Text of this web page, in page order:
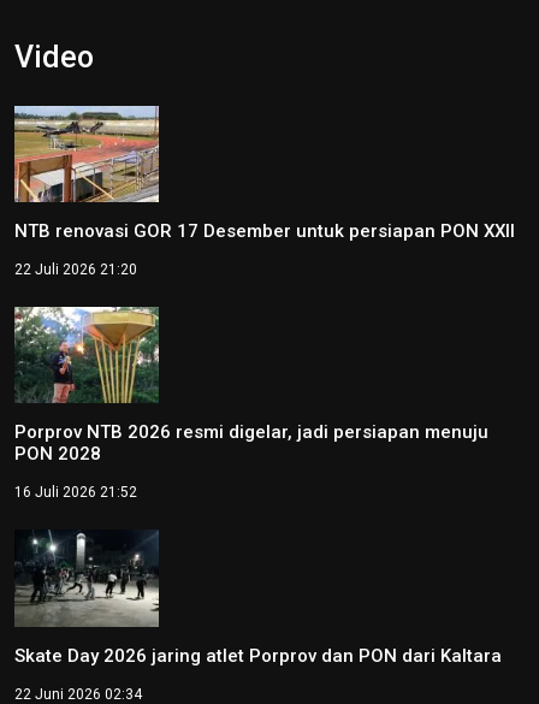
Video
NTB renovasi GOR 17 Desember untuk persiapan PON XXII
22 Juli 2026 21:20
Porprov NTB 2026 resmi digelar, jadi persiapan menuju
PON 2028
16 Juli 2026 21:52
Skate Day 2026 jaring atlet Porprov dan PON dari Kaltara
22 Juni 2026 02:34